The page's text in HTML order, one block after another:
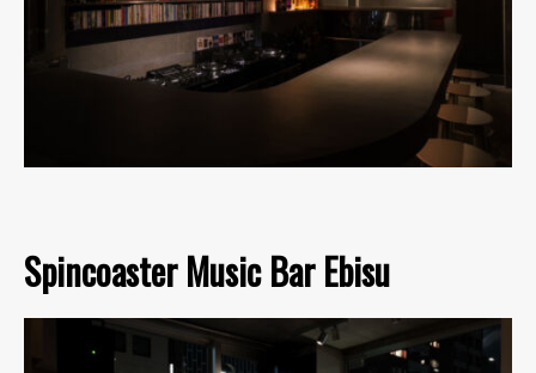
Spincoaster Music Bar Ebisu